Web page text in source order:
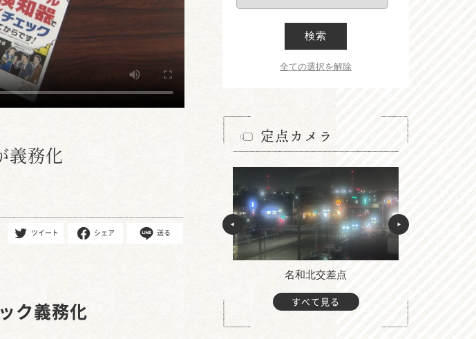
義務化
ツイート シェア 送る
ク義務化
検索
全ての選択を解除
定点カメラ
名和北交差点
すべて見る